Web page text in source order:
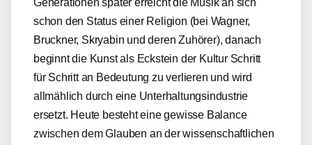
Generationen später erreicht die Musik an sich
schon den Status einer Religion (bei Wagner,
Bruckner, Skryabin und deren Zuhörer), danach
beginnt die Kunst als Eckstein der Kultur Schritt
für Schritt an Bedeutung zu verlieren und wird
allmählich durch eine Unterhaltungsindustrie
ersetzt. Heute besteht eine gewisse Balance
zwischen dem Glauben an der wissenschaftlichen